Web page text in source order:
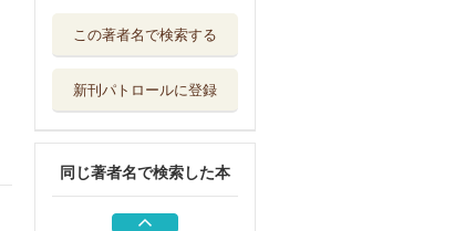
この著者名で検索する
新刊パトロールに登録
同じ著者名で検索した本
３
いざ！に備える遊
いかだ社
遊びで防災体験
１
いかだ社